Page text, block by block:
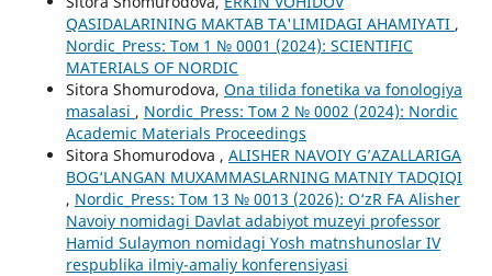
QASIDALARINING MAKTAB TA'LIMIDAGI AHAMIYATI ,
Nordic_Press: Том 1 № 0001 (2024): SCIENTIFIC
MATERIALS OF NORDIC
Sitora Shomurodova, Ona tilida fonetika va fonologiya
masalasi , Nordic_Press: Том 2 № 0002 (2024): Nordic
Academic Materials Proceedings
Sitora Shomurodova , ALISHER NAVOIY G’AZALLARIGA
BOG‘LANGAN MUXAMMASLARNING MATNIY TADQIQI
, Nordic_Press: Том 13 № 0013 (2026): O‘zR FA Alisher
Navoiy nomidagi Davlat adabiyot muzeyi professor
Hamid Sulaymon nomidagi Yosh matnshunoslar IV
respublika ilmiy-amaliy konferensiyasi